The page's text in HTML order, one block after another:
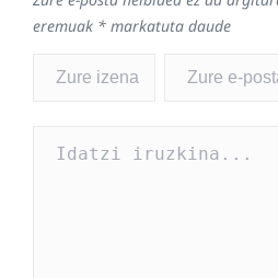
eremuak * markatuta daude